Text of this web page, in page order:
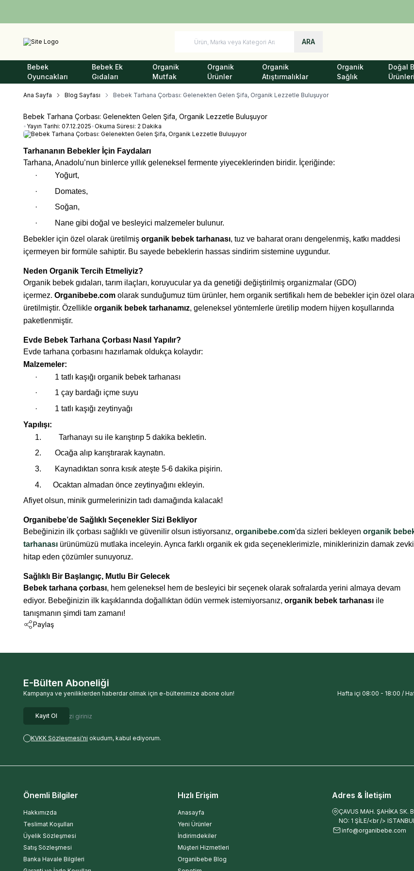
ARA
Bebek
Oyuncakları
Bebek Ek
Gıdaları
Organik
Mutfak
Organik
Ürünler
Organik
Atıştırmalıklar
Organik
Sağlık
Doğal
Ürünleri
Ana Sayfa Blog Sayfası Bebek Tarhana Çorbası: Gelenekten Gelen Şifa, Organik Lezzetle Buluşuyor
Bebek Tarhana Çorbası: Gelenekten Gelen Şifa, Organik Lezzetle Buluşuyor
• Yayın Tarihi: 07.12.2025•Okuma Süresi: 2 Dakika
Tarhananın Bebekler İçin Faydaları
Tarhana, Anadolu’nun binlerce yıllık geleneksel fermente yiyeceklerinden biridir. İçeriğinde:
·
Yoğurt,
·
Domates,
·
Soğan,
·
Nane gibi doğal ve besleyici malzemeler bulunur.
Bebekler için özel olarak üretilmiş organik bebek tarhanası, tuz ve baharat oranı dengelenmiş, katkı maddesi
içermeyen bir formüle sahiptir. Bu sayede bebeklerin hassas sindirim sistemine uygundur.
Neden Organik Tercih Etmeliyiz?
Organik bebek gıdaları, tarım ilaçları, koruyucular ya da genetiği değiştirilmiş organizmalar (GDO)
içermez. Organibebe.com olarak sunduğumuz tüm ürünler, hem organik sertifikalı hem de bebekler için özel
üretilmiştir. Özellikle organik bebek tarhanamız, geleneksel yöntemlerle üretilip modern hijyen koşullarında
paketlenmiştir.
Evde Bebek Tarhana Çorbası Nasıl Yapılır?
Evde tarhana çorbasını hazırlamak oldukça kolaydır:
Malzemeler:
·
1 tatlı kaşığı organik bebek tarhanası
·
1 çay bardağı içme suyu
·
1 tatlı kaşığı zeytinyağı
Yapılışı:
1.
Tarhanayı su ile karıştırıp 5 dakika bekletin.
2.
Ocağa alıp karıştırarak kaynatın.
3.
Kaynadıktan sonra kısık ateşte 5-6 dakika pişirin.
4.
Ocaktan almadan önce zeytinyağını ekleyin.
Afiyet olsun, minik gurmelerinizin tadı damağında kalacak!
Organibebe’de Sağlıklı Seçenekler Sizi Bekliyor
Bebeğinizin ilk çorbası sağlıklı ve güvenilir olsun istiyorsanız, organibebe.com'da sizleri bekleyen organik
tarhanası ürünümüzü mutlaka inceleyin. Ayrıca farklı organik ek gıda seçeneklerimizle, miniklerinizin damak
hitap eden çözümler sunuyoruz.
Sağlıklı Bir Başlangıç, Mutlu Bir Gelecek
Bebek tarhana çorbası, hem geleneksel hem de besleyici bir seçenek olarak sofralarda yerini almaya devam
ediyor. Bebeğinizin ilk kaşıklarında doğallıktan ödün vermek istemiyorsanız, organik bebek tarhanası ile
tanışmanın şimdi tam zamanı!
Paylaş
E-Bülten Aboneliği
Kampanya ve yeniliklerden haberdar olmak için e-bültenimize abone olun!
Kayıt Ol
KVKK Sözleşmesi'ni okudum, kabul ediyorum.
Hafta içi 08:00 - 18:00 /
Adres & İletişim
ÇAVUS MAH. ŞAHİKA SK.
NO: 1 ŞİLE/<br />
info@organibebe.com
Önemli Bilgiler
Hakkımızda
Teslimat Koşulları
Üyelik Sözleşmesi
Satış Sözleşmesi
Banka Havale Bilgileri
Hızlı Erişim
Anasayfa
Yeni Ürünler
İndirimdekiler
Müşteri Hizmetleri
Organibebe Blog